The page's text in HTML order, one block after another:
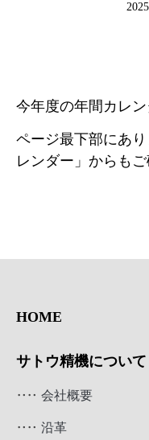
事業フィールド
技術
設備
推進体制
地域の取り組み
今年度の年間カレン
ページ最下部にあ
レンダー」からもご
HOME
サトウ精機について
会社概要
沿革